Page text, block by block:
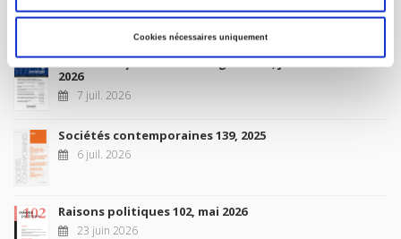
Cookies nécessaires uniquement
10 juil. 2026
Revue française de sociologie 66 3/4, juillet-décembre
2026
7 juil. 2026
Sociétés contemporaines 139, 2025
6 juil. 2026
Raisons politiques 102, mai 2026
23 juin 2026